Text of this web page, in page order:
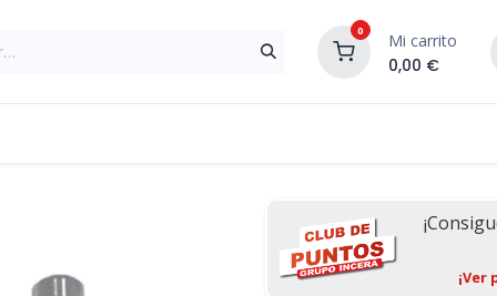
0 Mi carrito
0,00 €
¡Ver